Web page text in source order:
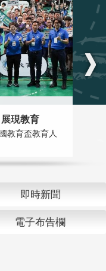
現教育
教育盃教育人
即時新聞
電子布告欄